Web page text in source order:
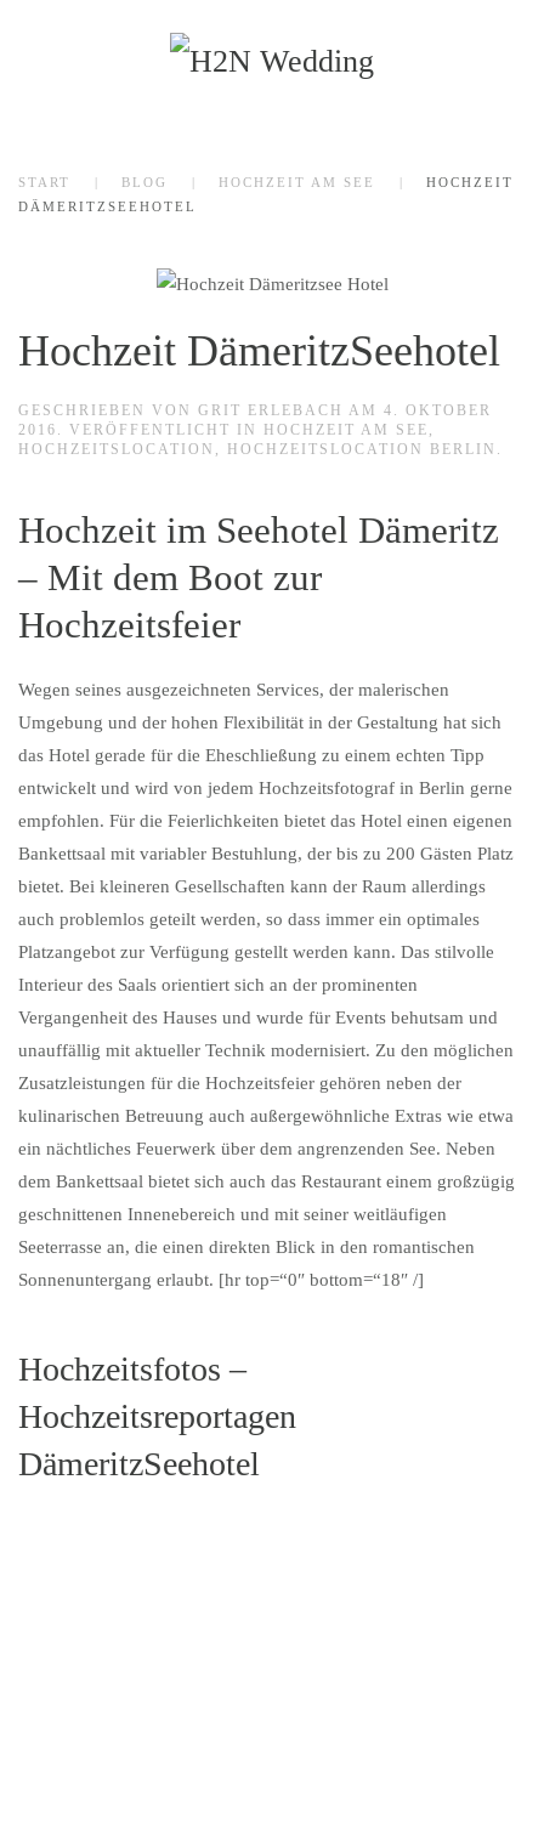
Zum Hauptinhalt springen
START BLOG HOCHZEIT AM SEE
HOCHZEIT
DÄMERITZSEEHOTEL
Hochzeit DämeritzSeehotel
GESCHRIEBEN VON GRIT ERLEBACH AM 4. OKTOBER
2016 . VERÖFFENTLICHT IN HOCHZEIT AM SEE ,
HOCHZEITSLOCATION , HOCHZEITSLOCATION BERLIN .
Hochzeit im Seehotel Dämeritz
– Mit dem Boot zur
Hochzeitsfeier
Wegen seines ausgezeichneten Services, der malerischen
Umgebung und der hohen Flexibilität in der Gestaltung hat sich
das Hotel gerade für die Eheschließung zu einem echten Tipp
entwickelt und wird von jedem Hochzeitsfotograf in Berlin gerne
empfohlen. Für die Feierlichkeiten bietet das Hotel einen eigenen
Bankettsaal mit variabler Bestuhlung, der bis zu 200 Gästen Platz
bietet. Bei kleineren Gesellschaften kann der Raum allerdings
auch problemlos geteilt werden, so dass immer ein optimales
Platzangebot zur Verfügung gestellt werden kann. Das stilvolle
Interieur des Saals orientiert sich an der prominenten
Vergangenheit des Hauses und wurde für Events behutsam und
unauffällig mit aktueller Technik modernisiert. Zu den möglichen
Zusatzleistungen für die Hochzeitsfeier gehören neben der
kulinarischen Betreuung auch außergewöhnliche Extras wie etwa
ein nächtliches Feuerwerk über dem angrenzenden See. Neben
dem Bankettsaal bietet sich auch das Restaurant einem großzügig
geschnittenen Innenebereich und mit seiner weitläufigen
Seeterrasse an, die einen direkten Blick in den romantischen
Sonnenuntergang erlaubt. [hr top=“0″ bottom=“18″ /]
Hochzeitsfotos –
Hochzeitsreportagen
DämeritzSeehotel